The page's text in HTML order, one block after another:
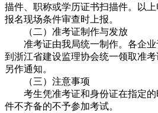
描件、职称或学历证书扫描件。以
报名现场条件审查时上报。
（二）准考证制作与发放
准考证由我局统一制作。各企业
到浙江省建设监理协会统一领取准
另作通知。
（三）注意事项
考生凭准考证和身份证在指定的
件不齐备的不予参加考试。